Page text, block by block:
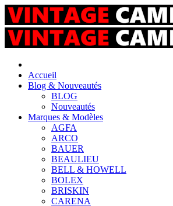
Accueil
Blog & Nouveautés
BLOG
Nouveautés
Marques & Modèles
AGFA
ARCO
BAUER
BEAULIEU
BELL & HOWELL
BOLEX
BRISKIN
CARENA